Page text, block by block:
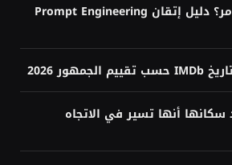
ما هي هندسة الأوامر؟ دليل إتقان Prompt Engineering
سكانها أنها تسير في الاتجاه